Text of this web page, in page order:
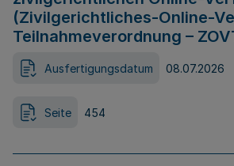
(Zivilgerichtliches-Online-
Teilnahmeverordnung –
Ausfertigungsdatum 08.07.2026
Seite 454